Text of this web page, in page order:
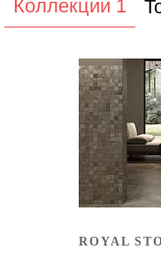
позволило нам
упрочило наши
предоставив
керамики премиум-
Сегодня мы
керамогранит,
качества и
функциональность,
Коллекции 1
ROYAL